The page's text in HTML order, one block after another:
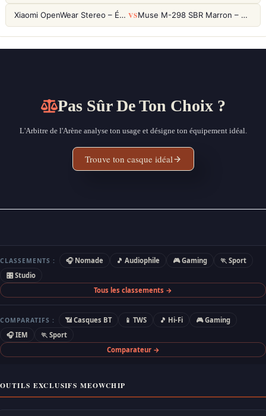
Xiaomi OpenWear Stereo – Écouteurs Open-Ear Hi-Res avec réduction de fuite sonore VS Muse M-298 SBR Marron – Casque Bluetooth ANC avec 66h d'autonomie
Pas Sûr De Ton Choix ?
L'Arbitre de l'Arène analyse ton usage et désigne ton équipement idéal.
Trouve ton casque idéal
CLASSEMENTS : 🎧 Nomade 🎵 Audiophile 🎮 Gaming
🏃 Sport
🎛 Studio
Tous les classements →
COMPARATIFS : 📶 Casques BT 📱 TWS 🎵 Hi-Fi
🎮 Gaming
🎧 IEM
🏃 Sport
Comparateur →
OUTILS EXCLUSIFS MEOWCHIP